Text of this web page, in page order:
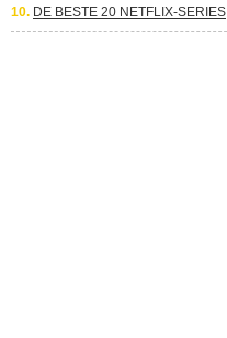
10. DE BESTE 20 NETFLIX-SERIES